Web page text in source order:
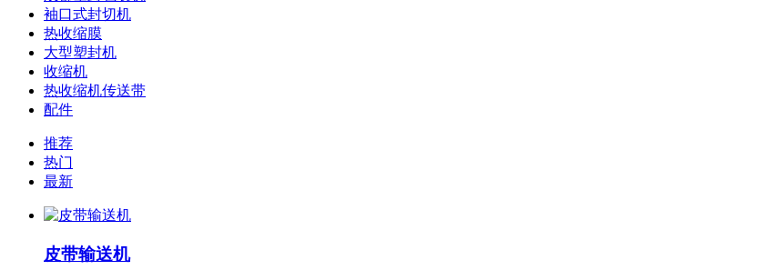
袖口式封切机
热收缩膜
大型塑封机
收缩机
热收缩机传送带
配件
推荐
热门
最新
​皮带输送机